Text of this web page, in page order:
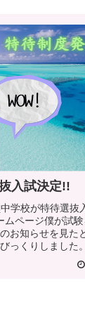
入試決定!!
学校が特待選抜
ムページ僕が試
お知らせを見た
っくりしました